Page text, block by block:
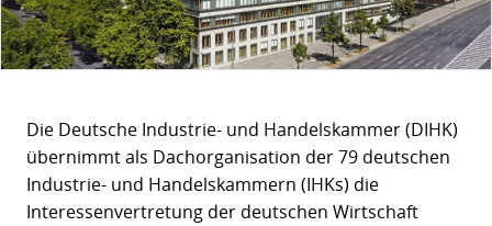
Die Deutsche Industrie- und Handelskammer (DIHK)
übernimmt als Dachorganisation der 79 deutschen
Industrie- und Handelskammern (IHKs) die
Interessenvertretung der deutschen Wirtschaft